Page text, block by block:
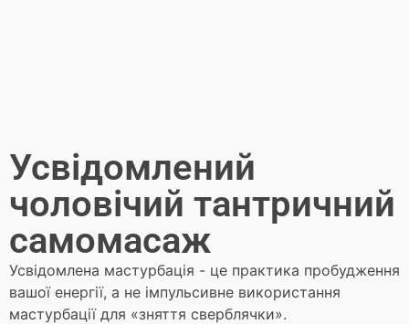
Усвідомлений
чоловічий тантричний
самомасаж
Усвідомлена мастурбація - це практика пробудження
вашої енергії, а не імпульсивне використання
мастурбації для «зняття сверблячки».